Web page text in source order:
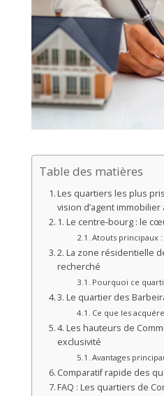
Table des matières
Les quartiers les plus
vision d’agent immobilier
1. Le centre-bourg : le
Atouts principaux :
2. La zone résidentielle
recherché
Pourquoi ce
3. Le quartier des
Ce que les
4. Les hauteurs de
exclusivité
Avantages
Comparatif rapide des
FAQ : Les quartiers de